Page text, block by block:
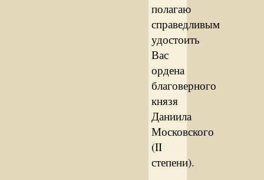
полагаю
справедливым
удостоить
Вас
ордена
благоверного
князя
Даниила
Московского
(II
степени).